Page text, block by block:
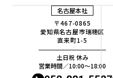
名古屋本社
〒467-0865
愛知県名古屋市瑞穂区
直来町1-5
土日祝 休み
営業時間／10:00〜18:00